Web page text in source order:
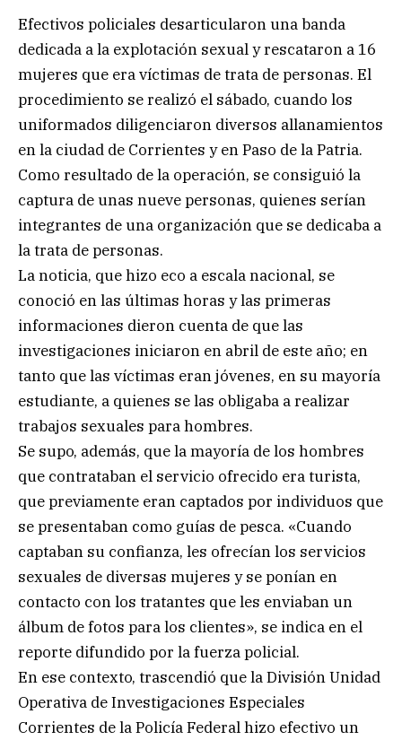
Efectivos policiales desarticularon una banda
dedicada a la explotación sexual y rescataron a 16
mujeres que era víctimas de trata de personas. El
procedimiento se realizó el sábado, cuando los
uniformados diligenciaron diversos allanamientos
en la ciudad de Corrientes y en Paso de la Patria.
Como resultado de la operación, se consiguió la
captura de unas nueve personas, quienes serían
integrantes de una organización que se dedicaba a
la trata de personas.
La noticia, que hizo eco a escala nacional, se
conoció en las últimas horas y las primeras
informaciones dieron cuenta de que las
investigaciones iniciaron en abril de este año; en
tanto que las víctimas eran jóvenes, en su mayoría
estudiante, a quienes se las obligaba a realizar
trabajos sexuales para hombres.
Se supo, además, que la mayoría de los hombres
que contrataban el servicio ofrecido era turista,
que previamente eran captados por individuos que
se presentaban como guías de pesca. «Cuando
captaban su confianza, les ofrecían los servicios
sexuales de diversas mujeres y se ponían en
contacto con los tratantes que les enviaban un
álbum de fotos para los clientes», se indica en el
reporte difundido por la fuerza policial.
En ese contexto, trascendió que la División Unidad
Operativa de Investigaciones Especiales
Corrientes de la Policía Federal hizo efectivo un